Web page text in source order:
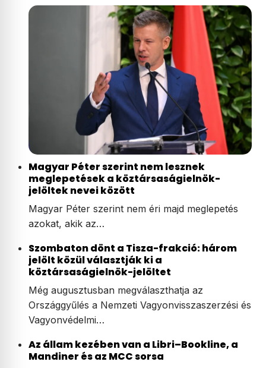
Magyar Péter szerint nem lesznek
meglepetések a köztársaságielnök-
jelöltek nevei között
Magyar Péter szerint nem éri majd meglepetés
azokat, akik az…
Szombaton dönt a Tisza-frakció: három
jelölt közül választják ki a
köztársaságielnök-jelöltet
Még augusztusban megválaszthatja az
Országgyűlés a Nemzeti Vagyonvisszaszerzési és
Vagyonvédelmi…
Az állam kezében van a Libri–Bookline, a
Mandiner és az MCC sorsa